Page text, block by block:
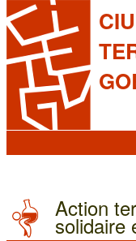
Action
solidaire